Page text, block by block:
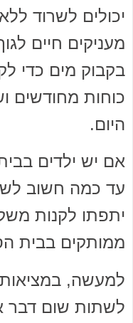
יכולים לשרוד
מעניקים חיים
בקבוק מים כדי
כוחות מחודשים
היום.
אם יש ילדים
עד כמה חשוב
יתפתו לקנות
ממותקים בבית
למעשה, במציאות
לשתות שום דבר